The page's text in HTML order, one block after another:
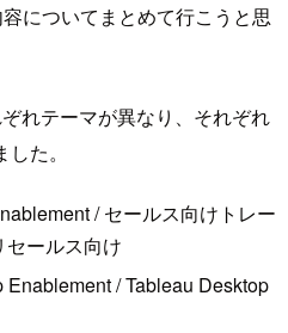
についてまとめて行こうと思
れテーマが異なり、それぞれ
た。
/ セールス向けトレー
ールス向け
/ Tableau Desktop